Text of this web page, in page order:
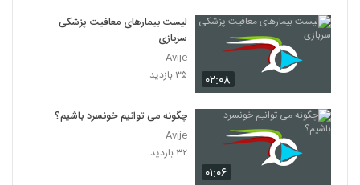
۰۲:۰۸
لیست بیمارهای معافیت پزشکی
سربازی
Avije
۳۵ بازدید
۰۱:۰۶
چگونه می توانیم خونسرد باشیم؟
Avije
۳۲ بازدید